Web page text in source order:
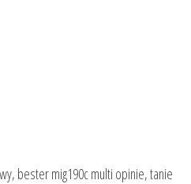
bester mig190c multi opinie, tanie